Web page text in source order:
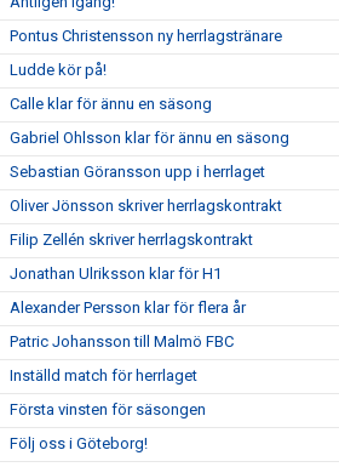
Pontus Christensson ny herrlagstränare
Ludde kör på!
Calle klar för ännu en säsong
Gabriel Ohlsson klar för ännu en säsong
Sebastian Göransson upp i herrlaget
Oliver Jönsson skriver herrlagskontrakt
Filip Zellén skriver herrlagskontrakt
Jonathan Ulriksson klar för H1
Alexander Persson klar för flera år
Patric Johansson till Malmö FBC
Inställd match för herrlaget
Första vinsten för säsongen
Följ oss i Göteborg!